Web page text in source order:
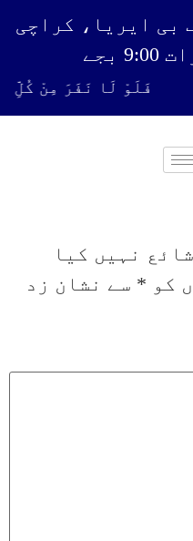
فَلَوْ لَا نَفَرَ مِنْ كُلِّ
نہیں کیا
کو * سے نشان زد